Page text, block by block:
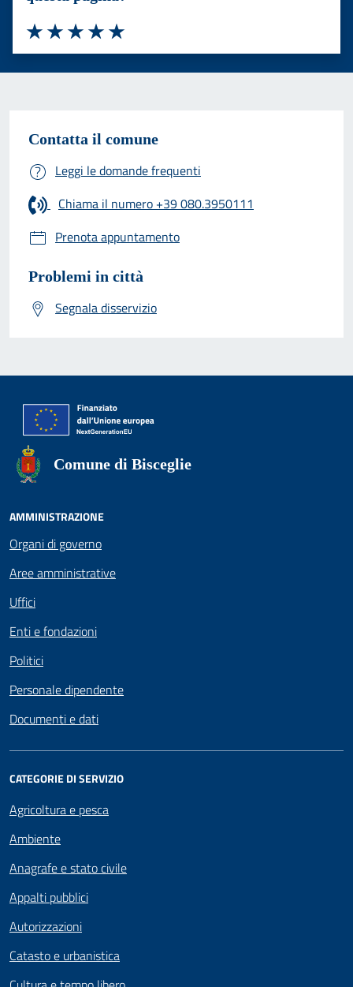
Valuta 5 stelle su 5
Valuta 4 stelle su 5
Valuta 3 stelle su 5
Valuta 2 stelle su 5
Valuta 1 stelle su 5
Contatta il comune
Leggi le domande frequenti
Chiama il numero +39 080.3950111
Prenota appuntamento
Problemi in città
Segnala disservizio
Comune di Bisceglie
AMMINISTRAZIONE
Organi di governo
Aree amministrative
Uffici
Enti e fondazioni
Politici
Personale dipendente
Documenti e dati
CATEGORIE DI SERVIZIO
Agricoltura e pesca
Ambiente
Anagrafe e stato civile
Appalti pubblici
Autorizzazioni
Catasto e urbanistica